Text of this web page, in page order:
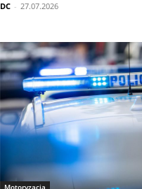
DC - 27.07.2026
Motoryzacja